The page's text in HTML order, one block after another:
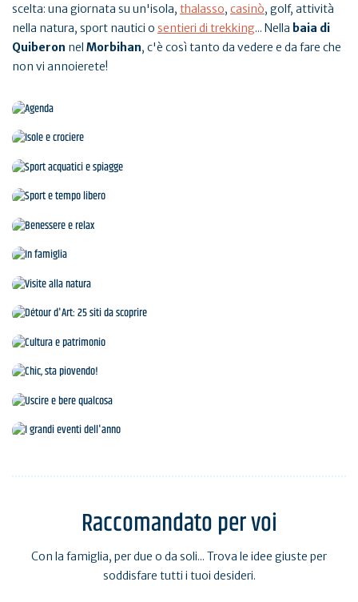
scelta: una giornata su un'isola, thalasso, casinò, golf, attività
nella natura, sport nautici o sentieri di trekking... Nella baia di
Quiberon nel Morbihan, c'è così tanto da vedere e da fare che
non vi annoierete!
Visite alla natura
Détour d'Art: 25 siti da scoprire
Uscire e bere qualcosa
Raccomandato per voi
Con la famiglia, per due o da soli... Trova le idee giuste per
soddisfare tutti i tuoi desideri.